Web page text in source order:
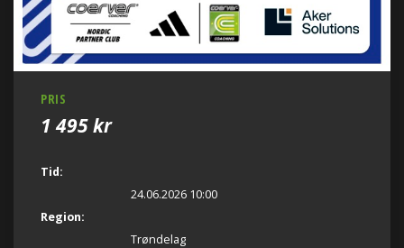
PRIS
1 495 kr
Tid:
24.06.2026 10:00
Region:
Trøndelag